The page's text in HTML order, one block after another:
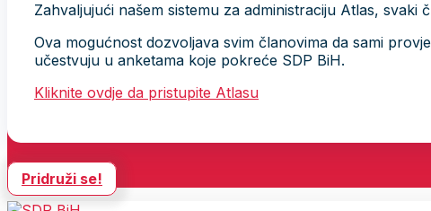
Zahvaljujući našem sistemu za administraciju Atlas,
Ova mogućnost dozvoljava svim članovima da sami
učestvuju u anketama koje pokreće SDP BiH.
Kliknite ovdje da pristupite Atlasu
Pridruži se!